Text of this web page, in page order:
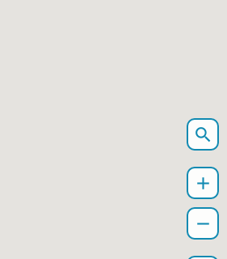
search
add
remove